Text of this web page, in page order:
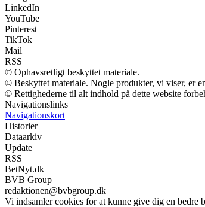
LinkedIn
YouTube
Pinterest
TikTok
Mail
RSS
© Ophavsretligt beskyttet materiale.
© Beskyttet materiale. Nogle produkter, vi viser, er
© Rettighederne til alt indhold på dette website
Navigationslinks
Navigationskort
Historier
Dataarkiv
Update
RSS
BetNyt.dk
BVB Group
redaktionen@bvbgroup.dk
Vi indsamler cookies for at kunne give dig en bedre